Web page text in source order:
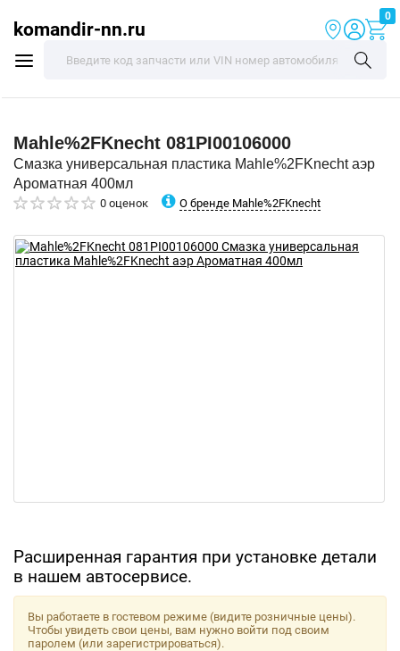
komandir-nn.ru
0
Mahle%2FKnecht 081PI00106000
Смазка универсальная пластика Mahle%2FKnecht аэр
Ароматная 400мл
0 оценок О бренде Mahle%2FKnecht
Расширенная гарантия при установке детали
в нашем автосервисе.
Вы работаете в гостевом режиме (видите розничные цены).
Чтобы увидеть свои цены, вам нужно войти под своим
паролем (или зарегистрироваться).